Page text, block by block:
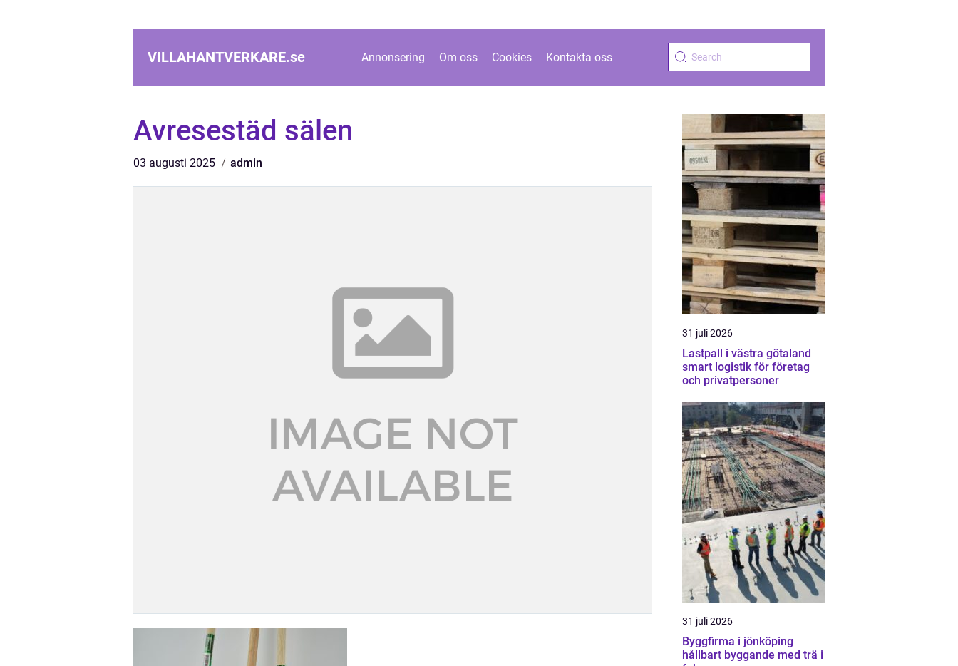
VILLAHANTVERKARE.se Annonsering Om oss Cookies Kontakta oss
Avresestäd sälen
03 augusti 2025 admin
31 juli 2026
Lastpall i västra götaland
smart logistik för företag
och privatpersoner
31 juli 2026
Byggfirma i jönköping
hållbart byggande med trä i